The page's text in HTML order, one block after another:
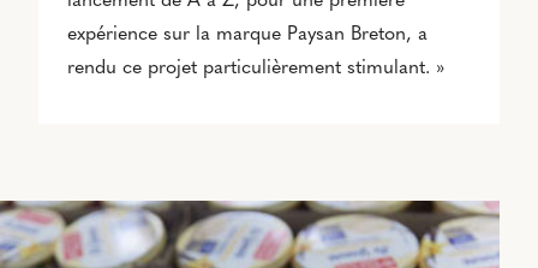
expérience sur la marque Paysan Breton, a
rendu ce projet particulièrement stimulant. »